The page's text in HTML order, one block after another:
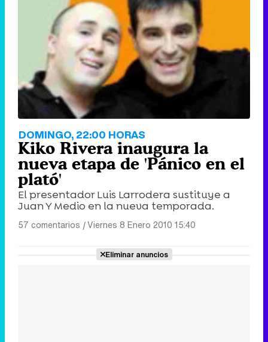
DOMINGO, 22:00 HORAS
Kiko Rivera inaugura la
nueva etapa de 'Pánico en el
plató'
El presentador Luis Larrodera sustituye a
Juan Y Medio en la nueva temporada.
57 comentarios |Viernes 8 Enero 2010 15:40
Eliminar anuncios